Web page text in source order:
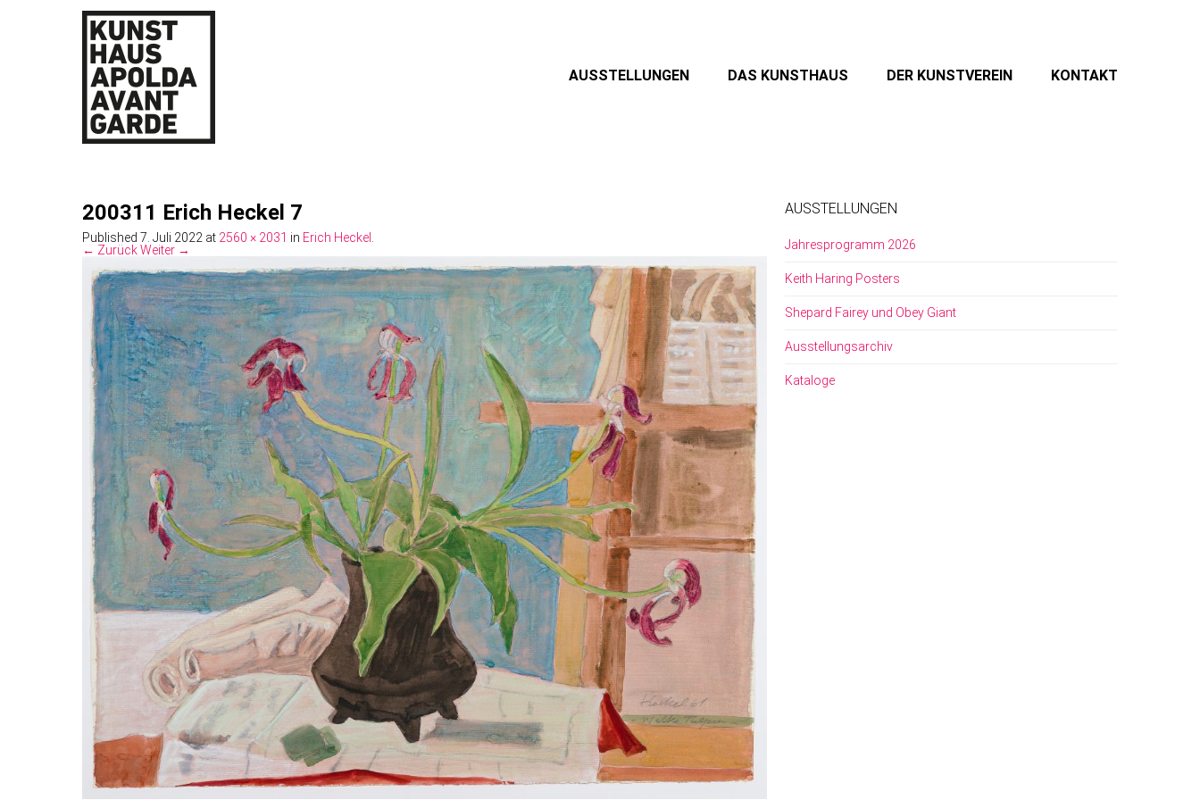
AUSSTELLUNGEN DAS KUNSTHAUS DER KUNSTVEREIN KONTAKT
200311 Erich Heckel 7
Published 7. Juli 2022 at 2560 × 2031 in Erich Heckel
← ZurückWeiter →
AUSSTELLUNGEN
Jahresprogramm 2026
Keith Haring Posters
Shepard Fairey und Obey Giant
Ausstellungsarchiv
Kataloge